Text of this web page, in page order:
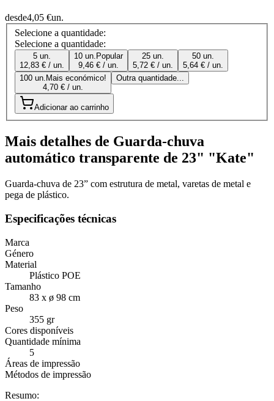
desde4,05 €un.
Selecione a quantidade:
Selecione a quantidade:
5 un.
12,83 € / un.
10 un. Popular
9,46 € / un.
25 un.
5,72 € / un.
50 un.
5,64 € / un.
100 un. Mais económico!
4,70 € / un.
Outra quantidade...
Adicionar ao carrinho
Mais detalhes de Guarda-chuva
automático transparente de 23" "Kate"
Guarda-chuva de 23” com estrutura de metal, varetas de metal e
pega de plástico.
Especificações técnicas
Marca
Género
Material
Plástico POE
Tamanho
83 x ø 98 cm
Peso
355 gr
Cores disponíveis
Quantidade mínima
5
Áreas de impressão
Métodos de impressão
Resumo: